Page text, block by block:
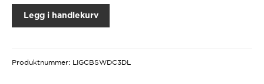
Legg i handlekurv
Produktnummer: LIGCBSWDC3DL